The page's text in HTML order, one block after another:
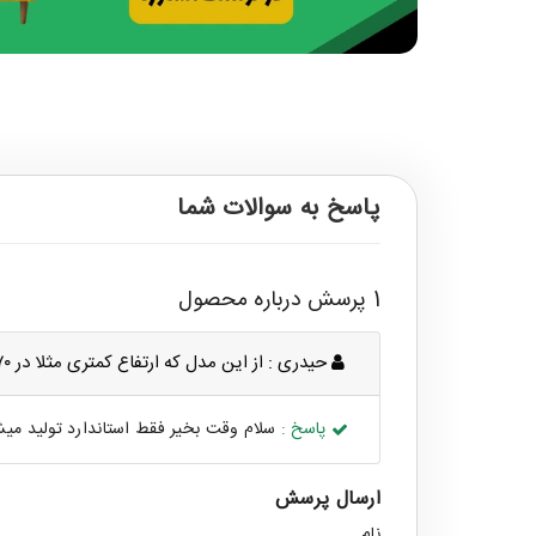
پاسخ به سوالات شما
1 پرسش درباره محصول
حیدری : از این مدل که ارتفاع کمتری مثلا در ۷۰ سانت باشه هستش ؟
پاسخ : سلام وقت بخیر فقط استاندارد تولید
ارسال پرسش